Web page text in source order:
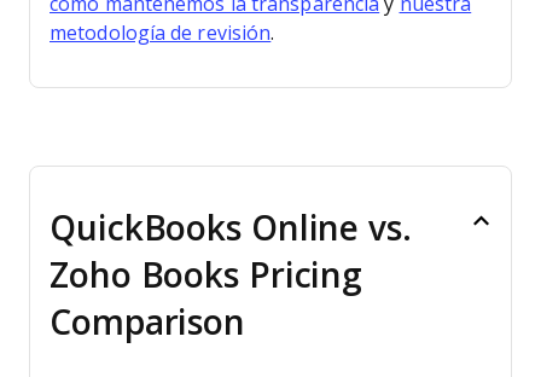
cómo mantenemos la transparencia y nuestra
metodología de revisión.
QuickBooks Online vs.
Zoho Books Pricing
Comparison